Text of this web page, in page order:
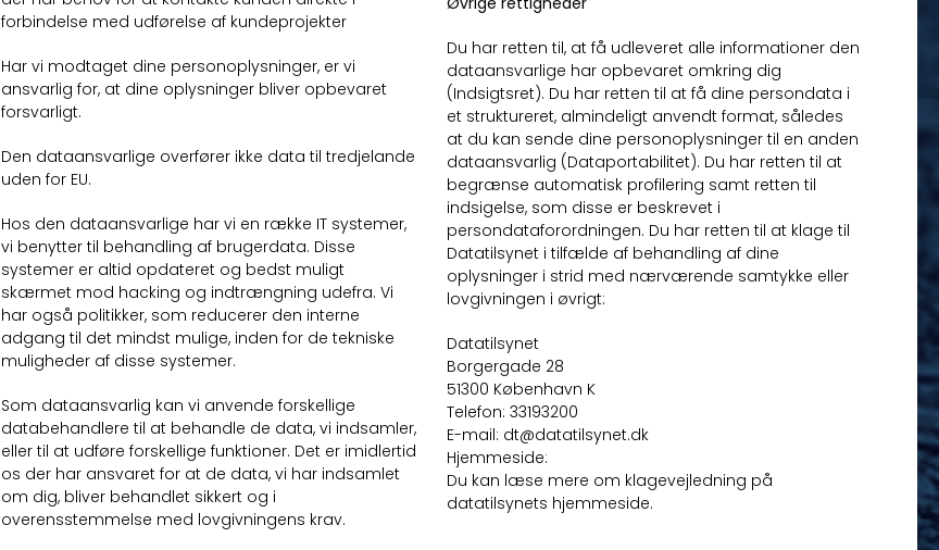
forbindelse med udførelse af kundeprojekter
Har vi modtaget dine personoplysninger, er vi
ansvarlig for, at dine oplysninger bliver opbevaret
forsvarligt.
Den dataansvarlige overfører ikke data til tredjelande
uden for EU.
Hos den dataansvarlige har vi en række IT systemer,
vi benytter til behandling af brugerdata. Disse
systemer er altid opdateret og bedst muligt
skærmet mod hacking og indtrængning udefra. Vi
har også politikker, som reducerer den interne
adgang til det mindst mulige, inden for de tekniske
muligheder af disse systemer.
Som dataansvarlig kan vi anvende forskellige
databehandlere til at behandle de data, vi indsamler,
eller til at udføre forskellige funktioner. Det er imidlertid
os der har ansvaret for at de data, vi har indsamlet
om dig, bliver behandlet sikkert og i
overensstemmelse med lovgivningens krav.
Du har retten til, at få udleveret alle informationer den
dataansvarlige har opbevaret omkring dig
(Indsigtsret). Du har retten til at få dine persondata i
et struktureret, almindeligt anvendt format, således
at du kan sende dine personoplysninger til en anden
dataansvarlig (Dataportabilitet). Du har retten til at
begrænse automatisk profilering samt retten til
indsigelse, som disse er beskrevet i
persondataforordningen. Du har retten til at klage til
Datatilsynet i tilfælde af behandling af dine
oplysninger i strid med nærværende samtykke eller
lovgivningen i øvrigt:
Datatilsynet
Borgergade 28
51300 København K
Telefon: 33193200
E-mail: dt@datatilsynet.dk
Hjemmeside:
Du kan læse mere om klagevejledning på
datatilsynets hjemmeside.